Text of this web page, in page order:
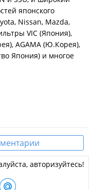
японского
Nissan, Mazda,
VIC (Япония),
AGAMA (Ю.Корея),
Япония) и многое
авторизуйтесь!